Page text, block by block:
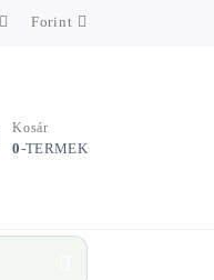
Forint
Kosár
0-TERMEK